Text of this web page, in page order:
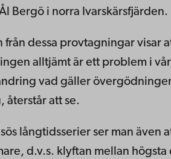
Bergö i norra Ivarskärsfjärden.
från dessa provtagningar visar
alltjämt är ett problem i
vad gäller
återstår att se.
långtidsserier ser man
d.v.s. klyftan mellan